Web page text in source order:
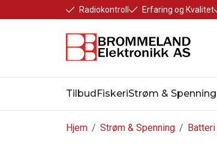
Radiokontroll Erfaring og Kvalitet
TilbudFiskeriStrøm & Spenning
/
Hjem /
Strøm & Spenning Batteri